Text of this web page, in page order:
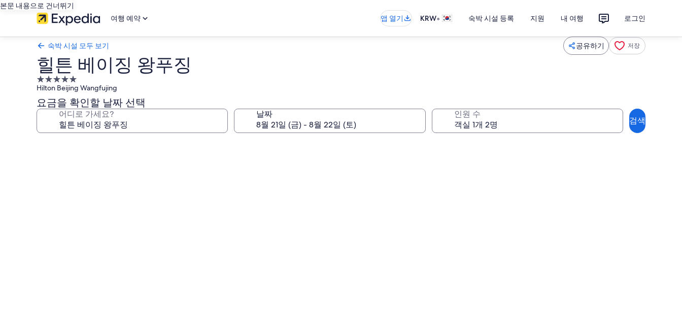
본문 내용으로 건너뛰기
여행 예약
앱 열기 KRW• 숙박 시설 등록 지원 내 여행 로그인
숙박 시설 모두 보기 공유하기 저장
힐튼 베이징 왕푸징
5.0
성
급
숙
시
Hilton Beijing Wangfujing
요금을 확인할 날짜 선택
어디로 가세요? 날짜 인원 수
검색